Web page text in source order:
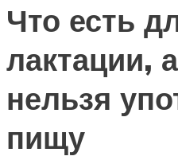
Что есть
лактации,
нельзя
пищу